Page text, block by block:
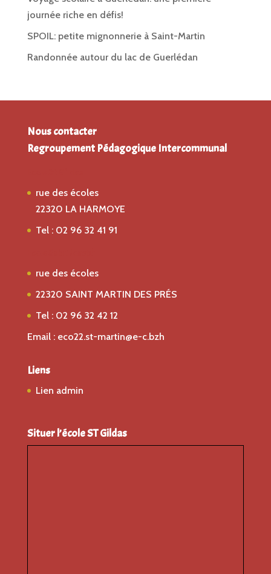
journée riche en défis!
SPOIL: petite mignonnerie à Saint-Martin
Randonnée autour du lac de Guerlédan
Nous contacter
Regroupement Pédagogique Intercommunal
rue des écoles
22320 LA HARMOYE
Tel : 02 96 32 41 91
rue des écoles
22320 SAINT MARTIN DES PRÉS
Tel : 02 96 32 42 12
Email : eco22.st-martin@e-c.bzh
Liens
Lien admin
Situer l’école ST Gildas